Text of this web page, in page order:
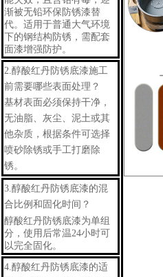
渐被无铅环保防锈漆替
代。适用于普通大气环境
下的钢结构防锈，需配套
面漆增强防护。
2.醇酸红丹防锈底漆施工
前需要哪些表面处理？
基材表面必须保持干净，
无油脂、灰尘、泥土或其
他杂质，根据条件可选择
喷砂除锈或手工打磨除
锈。
3.醇酸红丹防锈底漆的混
合比例和固化时间？
醇酸红丹防锈底漆为单组
分，使用后常温24小时可
以完全固化。
4.醇酸红丹防锈底漆的适